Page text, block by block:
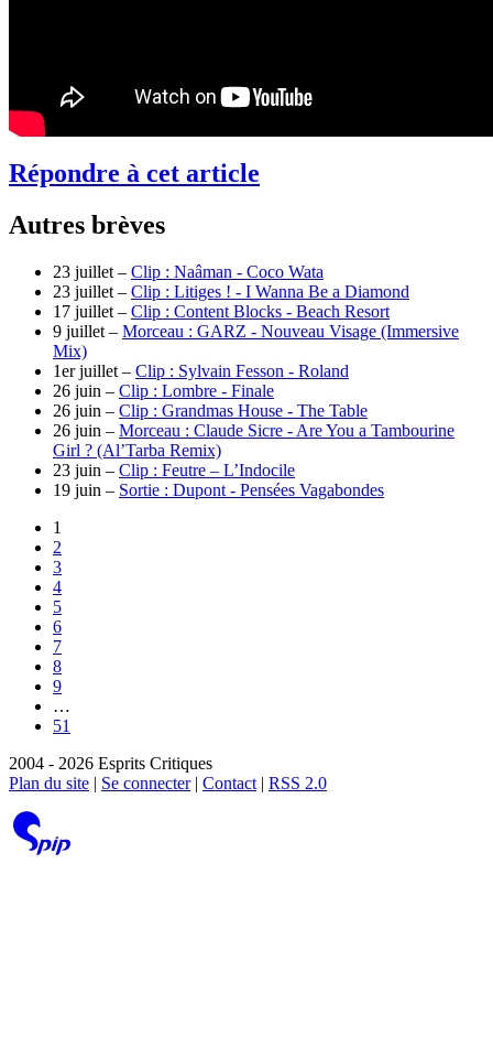
Répondre à cet article
Autres brèves
23 juillet – Clip : Naâman - Coco Wata
23 juillet – Clip : Litiges ! - I Wanna Be a Diamond
17 juillet – Clip : Content Blocks - Beach Resort
9 juillet – Morceau : GARZ - Nouveau Visage (Immersive
Mix)
1er juillet – Clip : Sylvain Fesson - Roland
26 juin – Clip : Lombre - Finale
26 juin – Clip : Grandmas House - The Table
26 juin – Morceau : Claude Sicre - Are You a Tambourine
Girl ? (Al’Tarba Remix)
23 juin – Clip : Feutre – L’Indocile
19 juin – Sortie : Dupont - Pensées Vagabondes
1
2
3
4
5
6
7
8
9
…
51
2004 - 2026 Esprits Critiques
Plan du site | Se connecter| Contact | RSS 2.0